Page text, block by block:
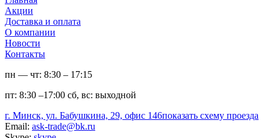
Акции
Доставка и оплата
О компании
Новости
Контакты
пн — чт: 8:30 – 17:15
пт: 8:30 –17:00 сб, вс: выходной
г. Минск, ул. Бабушкина, 29, офис 146показать схему проезда
Email: ask-trade@bk.ru